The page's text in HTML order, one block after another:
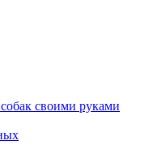
своими руками